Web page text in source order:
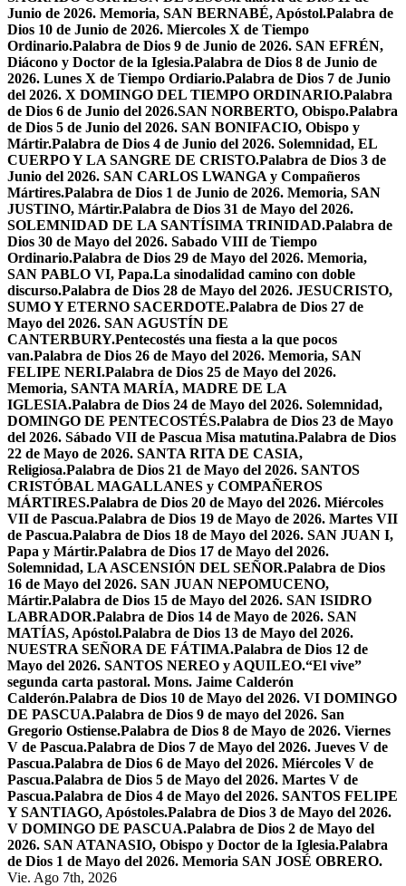
Junio de 2026. Memoria, SAN BERNABÉ, Apóstol.Palabra de
Dios 10 de Junio de 2026. Miercoles X de Tiempo
Ordinario.Palabra de Dios 9 de Junio de 2026. SAN EFRÉN,
Diácono y Doctor de la Iglesia.Palabra de Dios 8 de Junio de
2026. Lunes X de Tiempo Ordiario.Palabra de Dios 7 de Junio
del 2026. X DOMINGO DEL TIEMPO ORDINARIO.Palabra
de Dios 6 de Junio del 2026.SAN NORBERTO, Obispo.Palabra
de Dios 5 de Junio del 2026. SAN BONIFACIO, Obispo y
Mártir.Palabra de Dios 4 de Junio del 2026. Solemnidad, EL
CUERPO Y LA SANGRE DE CRISTO.Palabra de Dios 3 de
Junio del 2026. SAN CARLOS LWANGA y Compañeros
Mártires.Palabra de Dios 1 de Junio de 2026. Memoria, SAN
JUSTINO, Mártir.Palabra de Dios 31 de Mayo del 2026.
SOLEMNIDAD DE LA SANTÍSIMA TRINIDAD.Palabra de
Dios 30 de Mayo del 2026. Sabado VIII de Tiempo
Ordinario.Palabra de Dios 29 de Mayo del 2026. Memoria,
SAN PABLO VI, Papa.La sinodalidad camino con doble
discurso.Palabra de Dios 28 de Mayo del 2026. JESUCRISTO,
SUMO Y ETERNO SACERDOTE.Palabra de Dios 27 de
Mayo del 2026. SAN AGUSTÍN DE
CANTERBURY.Pentecostés una fiesta a la que pocos
van.Palabra de Dios 26 de Mayo del 2026. Memoria, SAN
FELIPE NERI.Palabra de Dios 25 de Mayo del 2026.
Memoria, SANTA MARÍA, MADRE DE LA
IGLESIA.Palabra de Dios 24 de Mayo del 2026. Solemnidad,
DOMINGO DE PENTECOSTÉS.Palabra de Dios 23 de Mayo
del 2026. Sábado VII de Pascua Misa matutina.Palabra de Dios
22 de Mayo de 2026. SANTA RITA DE CASIA,
Religiosa.Palabra de Dios 21 de Mayo del 2026. SANTOS
CRISTÓBAL MAGALLANES y COMPAÑEROS
MÁRTIRES.Palabra de Dios 20 de Mayo del 2026. Miércoles
VII de Pascua.Palabra de Dios 19 de Mayo de 2026. Martes VII
de Pascua.Palabra de Dios 18 de Mayo del 2026. SAN JUAN I,
Papa y Mártir.Palabra de Dios 17 de Mayo del 2026.
Solemnidad, LA ASCENSIÓN DEL SEÑOR.Palabra de Dios
16 de Mayo del 2026. SAN JUAN NEPOMUCENO,
Mártir.Palabra de Dios 15 de Mayo del 2026. SAN ISIDRO
LABRADOR.Palabra de Dios 14 de Mayo de 2026. SAN
MATÍAS, Apóstol.Palabra de Dios 13 de Mayo del 2026.
NUESTRA SEÑORA DE FÁTIMA.Palabra de Dios 12 de
Mayo del 2026. SANTOS NEREO y AQUILEO.“El vive”
segunda carta pastoral. Mons. Jaime Calderón
Calderón.Palabra de Dios 10 de Mayo del 2026. VI DOMINGO
DE PASCUA.Palabra de Dios 9 de mayo del 2026. San
Gregorio Ostiense.Palabra de Dios 8 de Mayo de 2026. Viernes
V de Pascua.Palabra de Dios 7 de Mayo del 2026. Jueves V de
Pascua.Palabra de Dios 6 de Mayo del 2026. Miércoles V de
Pascua.Palabra de Dios 5 de Mayo del 2026. Martes V de
Pascua.Palabra de Dios 4 de Mayo del 2026. SANTOS FELIPE
Y SANTIAGO, Apóstoles.Palabra de Dios 3 de Mayo del 2026.
V DOMINGO DE PASCUA.Palabra de Dios 2 de Mayo del
2026. SAN ATANASIO, Obispo y Doctor de la Iglesia.Palabra
de Dios 1 de Mayo del 2026. Memoria SAN JOSÉ OBRERO.
Vie. Ago 7th, 2026